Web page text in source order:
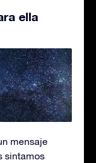
ella
mensaje
sintamos